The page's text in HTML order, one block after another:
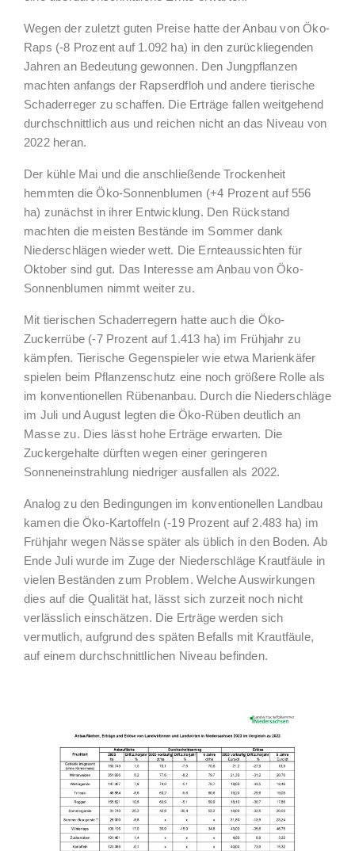
Wegen der zuletzt guten Preise hatte der Anbau von Öko-
Raps (-8 Prozent auf 1.092 ha) in den zurückliegenden
Jahren an Bedeutung gewonnen. Den Jungpflanzen
machten anfangs der Rapserdfloh und andere tierische
Schaderreger zu schaffen. Die Erträge fallen weitgehend
durchschnittlich aus und reichen nicht an das Niveau von
2022 heran.
Der kühle Mai und die anschließende Trockenheit
hemmten die Öko-Sonnenblumen (+4 Prozent auf 556
ha) zunächst in ihrer Entwicklung. Den Rückstand
machten die meisten Bestände im Sommer dank
Niederschlägen wieder wett. Die Ernteaussichten für
Oktober sind gut. Das Interesse am Anbau von Öko-
Sonnenblumen nimmt weiter zu.
Mit tierischen Schaderregern hatte auch die Öko-
Zuckerrübe (-7 Prozent auf 1.413 ha) im Frühjahr zu
kämpfen. Tierische Gegenspieler wie etwa Marienkäfer
spielen beim Pflanzenschutz eine noch größere Rolle als
im konventionellen Rübenanbau. Durch die Niederschläge
im Juli und August legten die Öko-Rüben deutlich an
Masse zu. Dies lässt hohe Erträge erwarten. Die
Zuckergehalte dürften wegen einer geringeren
Sonneneinstrahlung niedriger ausfallen als 2022.
Analog zu den Bedingungen im konventionellen Landbau
kamen die Öko-Kartoffeln (-19 Prozent auf 2.483 ha) im
Frühjahr wegen Nässe später als üblich in den Boden. Ab
Ende Juli wurde im Zuge der Niederschläge Krautfäule in
vielen Beständen zum Problem. Welche Auswirkungen
dies auf die Qualität hat, lässt sich zurzeit noch nicht
verlässlich einschätzen. Die Erträge werden sich
vermutlich, aufgrund des späten Befalls mit Krautfäule,
auf einem durchschnittlichen Niveau befinden.